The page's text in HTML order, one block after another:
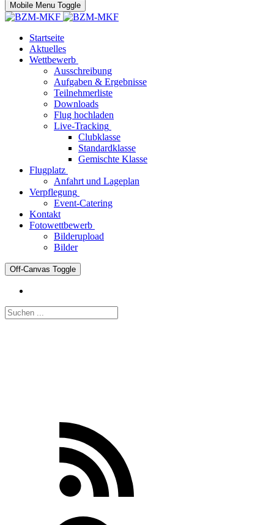
Mobile Menu Toggle
Startseite
Aktuelles
Wettbewerb
Ausschreibung
Aufgaben & Ergebnisse
Teilnehmerliste
Downloads
Flug hochladen
Live-Tracking
Clubklasse
Standardklasse
Gemischte Klasse
Flugplatz
Anfahrt und Lageplan
Verpflegung
Event-Catering
Kontakt
Fotowettbewerb
Bilderupload
Bilder
Off-Canvas Toggle